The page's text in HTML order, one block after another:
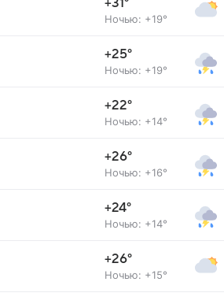
+31°
Ночью: +19°
+25°
Ночью: +19°
+22°
Ночью: +14°
+26°
Ночью: +16°
+24°
Ночью: +14°
+26°
Ночью: +15°